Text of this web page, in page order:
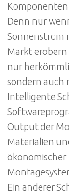
Denn nur
Sonnenstrom
Markt erobern
nur
sondern auch
Intelligente
Output der
Materialien
ökonomischer
Ein anderer